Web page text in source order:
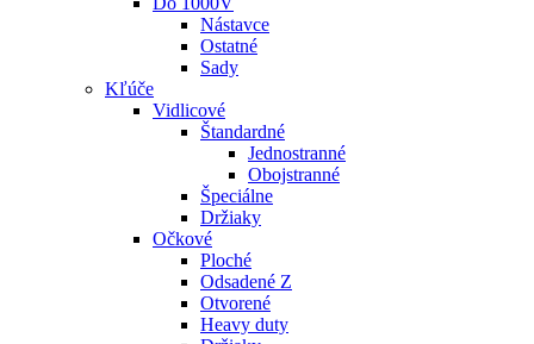
Nástavce
Ostatné
Sady
Kľúče
Vidlicové
Štandardné
Jednostranné
Obojstranné
Špeciálne
Držiaky
Očkové
Ploché
Odsadené Z
Otvorené
Heavy duty